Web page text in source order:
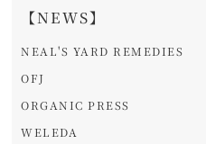
【NEWS】
NEAL'S YARD REMEDIES
OFJ
ORGANIC PRESS
WELEDA